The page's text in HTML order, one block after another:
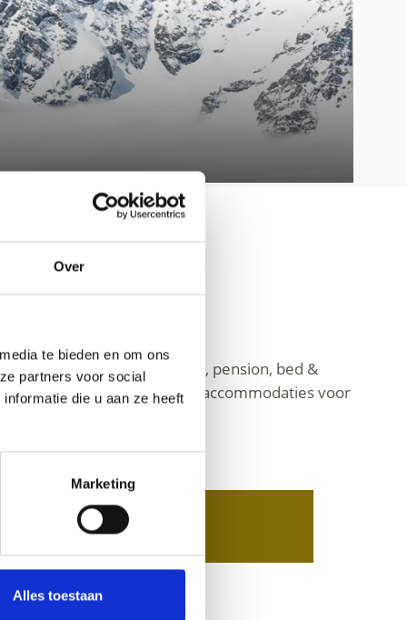
Over
te bieden en om ons
partners voor social
die u aan ze heeft
Marketing
Alles toestaan
kiezen: of het nu een hotel, pension, bed &
vind je alle beschikbare accommodaties voor